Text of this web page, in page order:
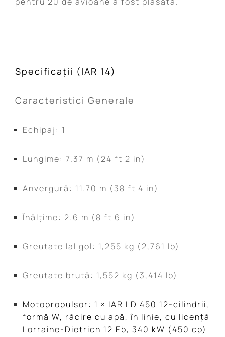
Specificații (IAR 14)
Caracteristici Generale
Echipaj: 1
Lungime: 7.37 m (24 ft 2 in)
Anvergură: 11.70 m (38 ft 4 in)
Înălțime: 2.6 m (8 ft 6 in)
Greutate lal gol: 1,255 kg (2,761 lb)
Greutate brută: 1,552 kg (3,414 lb)
Motopropulsor: 1 × IAR LD 450 12-cilindrii,
formă W, răcire cu apă, în linie, cu licență
Lorraine-Dietrich 12 Eb, 340 kW (450 cp)